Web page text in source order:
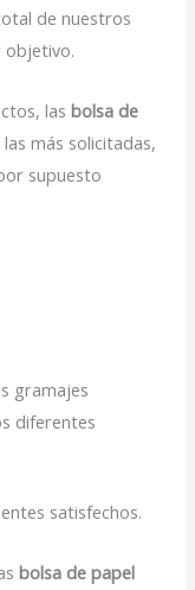
de nuestros
objetivo.
lasbolsa de
las más solicitadas,
supuesto
gramajes
diferentes
satisfechos.
bolsa de papel